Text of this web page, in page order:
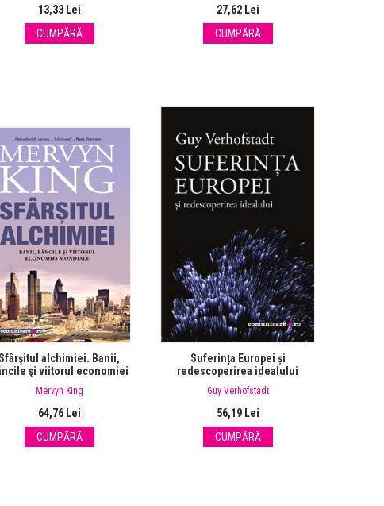
-
01:32
13,33 Lei
CUMPĂRĂ
27,62 Lei
CUMPĂRĂ
Sfârşitul alchimiei. Banii,
şi viitorul economiei
Mervyn King
64,76 Lei
CUMPĂRĂ
Suferința Europei și
redescoperirea idealului
Guy Verhofstadt
56,19 Lei
CUMPĂRĂ